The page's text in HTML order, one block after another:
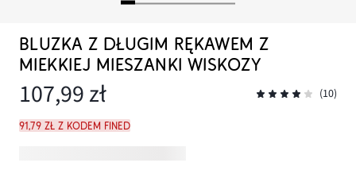
BLUZKA Z DŁUGIM RĘKAWEM Z
MIEKKIEJ MIESZANKI WISKOZY
107,99 zł (10)
91,79 zł z kodem FINED